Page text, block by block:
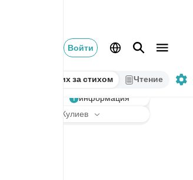
Войти
Стих за стихом Чтение
информация
: Эльмир Кулиев